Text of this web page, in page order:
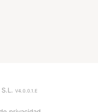
V4.0.0.1.E